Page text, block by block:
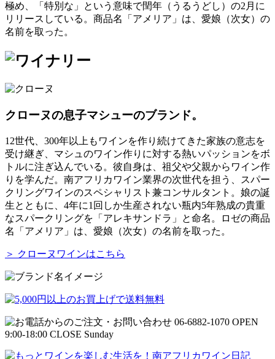
極め、「特別な」という意味で閏年（うるうどし）の2月に
リリースしている。商品名「アメリア」は、愛娘（次女）の
名前を取った。
クローヌの息子マシューのブランド。
12世代、300年以上もワインを作り続けてきた家族の意志を
受け継ぎ、マシュのワイン作りに対する熱いパッションをボ
トルに注ぎ込んでいる。彼自身は、祖父や父親からワイン作
りを学んだ。南アフリカワイン業界の次世代を担う、スパー
クリングワインのスペシャリスト兼コンサルタント。娘の誕
生とともに、4年に1回しか生産されない瓶内5年熟成の貴重
なスパークリングを「アレキサンドラ」と命名。ロゼの商品
名「アメリア」は、愛娘（次女）の名前を取った。
＞ クローヌワインはこちら